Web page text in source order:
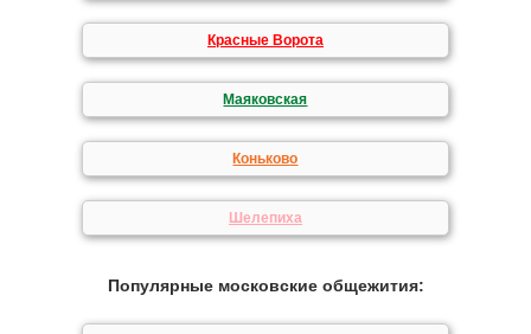
Красные Ворота
Маяковская
Коньково
Шелепиха
Популярные московские общежития: